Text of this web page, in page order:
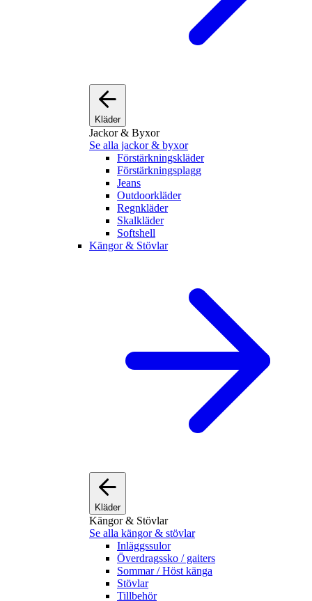
Kläder
Jackor & Byxor
Se alla jackor & byxor
Förstärkningskläder
Förstärkningsplagg
Jeans
Outdoorkläder
Regnkläder
Skalkläder
Softshell
Kängor & Stövlar
Kläder
Kängor & Stövlar
Se alla kängor & stövlar
Inläggssulor
Överdragssko / gaiters
Sommar / Höst känga
Stövlar
Tillbehör